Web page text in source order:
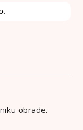
obrade.